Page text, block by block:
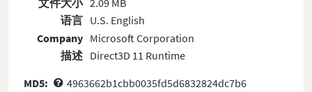
语言
Company
描述
U.S. English
Microsoft Corporation
Direct3D 11 Runtime
MD5:
4963662b1cbb0035fd5d6832824dc7b6